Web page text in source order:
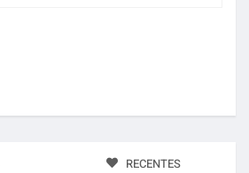
RECENTES